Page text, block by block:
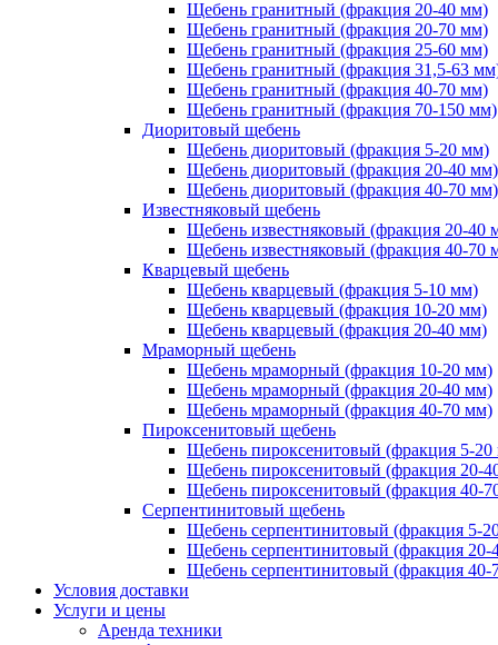
Щебень гранитный (фракция 20-40 мм)
Щебень гранитный (фракция 20-70 мм)
Щебень гранитный (фракция 25-60 мм)
Щебень гранитный (фракция 31,5-63
Щебень гранитный (фракция 40-70 мм)
Щебень гранитный (фракция 70-150 мм)
Диоритовый щебень
Щебень диоритовый (фракция 5-20 мм)
Щебень диоритовый (фракция 20-40 мм)
Щебень диоритовый (фракция 40-70 мм)
Известняковый щебень
Щебень известняковый (фракция 20-40
Щебень известняковый (фракция 40-70
Кварцевый щебень
Щебень кварцевый (фракция 5-10 мм)
Щебень кварцевый (фракция 10-20 мм)
Щебень кварцевый (фракция 20-40 мм)
Мраморный щебень
Щебень мраморный (фракция 10-20 мм)
Щебень мраморный (фракция 20-40 мм)
Щебень мраморный (фракция 40-70 мм)
Пироксенитовый щебень
Щебень пироксенитовый (фракция 5-
Щебень пироксенитовый (фракция 20-
Щебень пироксенитовый (фракция 40-
Серпентинитовый щебень
Щебень серпентинитовый (фракция 5-
Щебень серпентинитовый (фракция 20-
Щебень серпентинитовый (фракция 40-
Условия доставки
Услуги и цены
Аренда техники